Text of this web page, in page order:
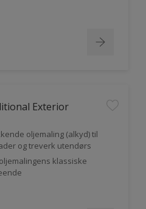
Exterior
oljemaling (alkyd) til
og treverk utendørs
klassiske